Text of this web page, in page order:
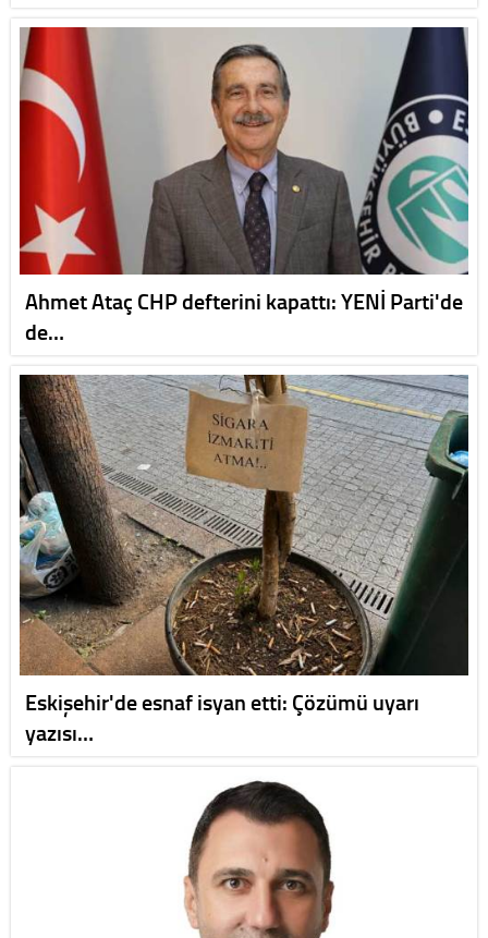
Ahmet Ataç CHP defterini kapattı: YENİ Parti'de
de…
Eskişehir'de esnaf isyan etti: Çözümü uyarı
yazısı…